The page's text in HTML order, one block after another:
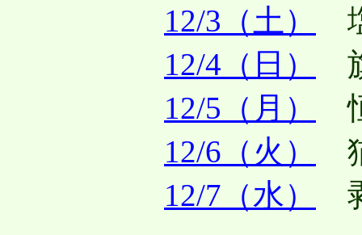
12/3（土）
12/4（日）
12/5（月）
12/6（火）
12/7（水）